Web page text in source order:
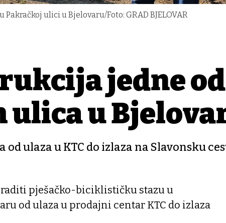
ulici u Bjelovaru/Foto: GRAD BJELOVAR
jedne od
u
ulaza u KTC do izlaza na Slavonsku
pješačko-biciklističku stazu u
od ulaza u prodajni centar KTC do izlaza